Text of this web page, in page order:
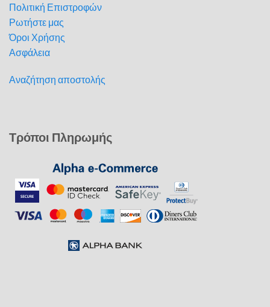
Πολιτική Επιστροφών
Ρωτήστε μας
Όροι Χρήσης
Ασφάλεια
Αναζήτηση αποστολής
Τρόποι Πληρωμής